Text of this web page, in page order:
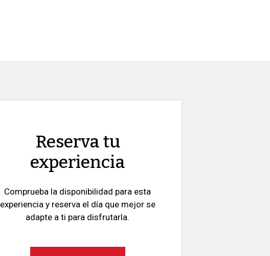
Reserva tu
experiencia
Comprueba la disponibilidad para esta
experiencia y reserva el día que mejor se
adapte a ti para disfrutarla.